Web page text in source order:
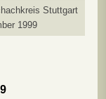
Stuttgart
1999